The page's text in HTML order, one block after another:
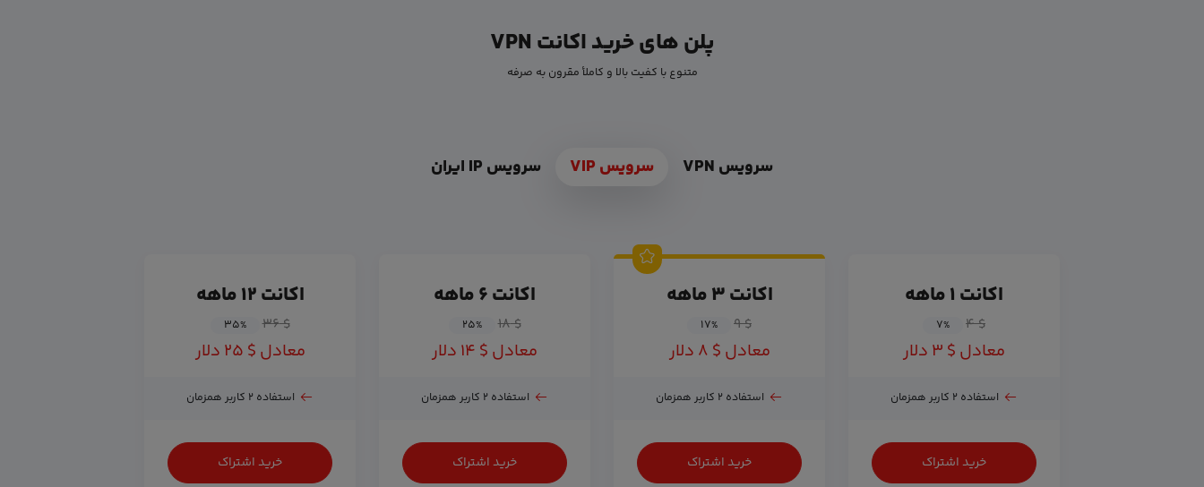
پلن های خرید اکانت VPN
متنوع با کفیت بالا و کاملأ مقرون به صرفه
سرویس VPN سرویس VIP سرویس IP ایران
اکانت ۱ ماهه
$ ۴ ۷%
معادل $ ۳ دلار
استفاده ۲ کاربر همزمان
خرید اشتراک
اکانت ۳ ماهه
$ ۹ ۱۷%
معادل $ ۸ دلار
استفاده ۲ کاربر همزمان
خرید اشتراک
اکانت ۶ ماهه
$ ۱۸ ۲۵%
معادل $ ۱۴ دلار
استفاده ۲ کاربر همزمان
خرید اشتراک
اکانت ۱۲ ماهه
$ ۳۶ ۳۵%
معادل $ ۲۵ دلار
استفاده ۲ کاربر همزمان
خرید اشتراک